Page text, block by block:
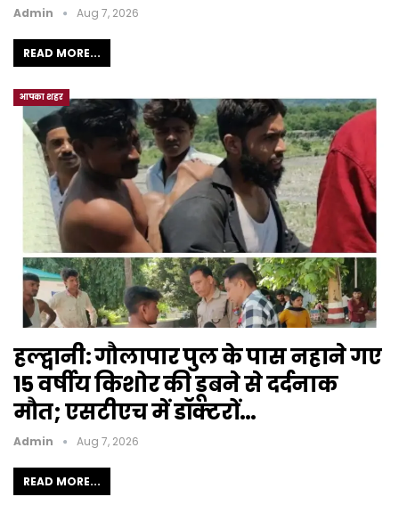
Admin Aug 7, 2026
READ MORE...
आपका शहर
हल्द्वानी: गौलापार पुल के पास नहाने गए
15 वर्षीय किशोर की डूबने से दर्दनाक
मौत; एसटीएच में डॉक्टरों…
Admin Aug 7, 2026
READ MORE...